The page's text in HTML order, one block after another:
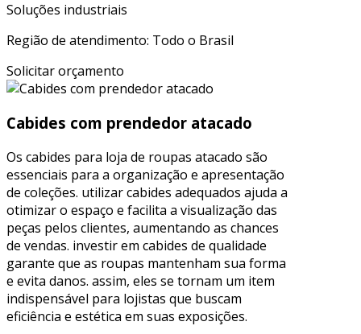
Soluções industriais
Região de atendimento: Todo o Brasil
Solicitar orçamento
Cabides com prendedor atacado
Os cabides para loja de roupas atacado são
essenciais para a organização e apresentação
de coleções. utilizar cabides adequados ajuda a
otimizar o espaço e facilita a visualização das
peças pelos clientes, aumentando as chances
de vendas. investir em cabides de qualidade
garante que as roupas mantenham sua forma
e evita danos. assim, eles se tornam um item
indispensável para lojistas que buscam
eficiência e estética em suas exposições.